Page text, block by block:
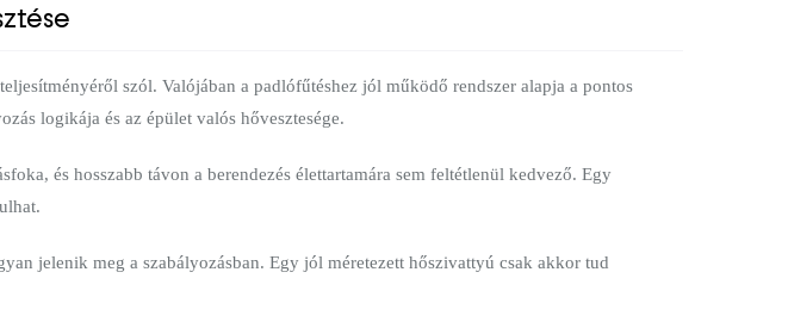
szól. Valójában a padlófűtéshez jól működő rendszer alapja a pontos
logikája és az épület valós hővesztesége.
és hosszabb távon a berendezés élettartamára sem feltétlenül kedvező. Egy
jelenik meg a szabályozásban. Egy jól méretezett hőszivattyú csak akkor tud